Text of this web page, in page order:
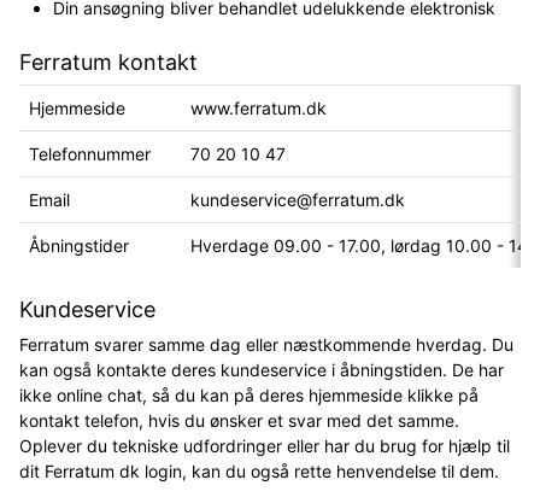
Din ansøgning bliver behandlet udelukkende elektronisk
Ferratum kontakt
Hjemmeside www.ferratum.dk
Telefonnummer 70 20 10 47
Email kundeservice@ferratum.dk
Åbningstider Hverdage 09.00 - 17.00, lørdag 10.00 -
Kundeservice
Ferratum svarer samme dag eller næstkommende hverdag. Du
kan også kontakte deres kundeservice i åbningstiden. De har
ikke online chat, så du kan på deres hjemmeside klikke på
kontakt telefon, hvis du ønsker et svar med det samme.
Oplever du tekniske udfordringer eller har du brug for hjælp til
dit Ferratum dk login, kan du også rette henvendelse til dem.